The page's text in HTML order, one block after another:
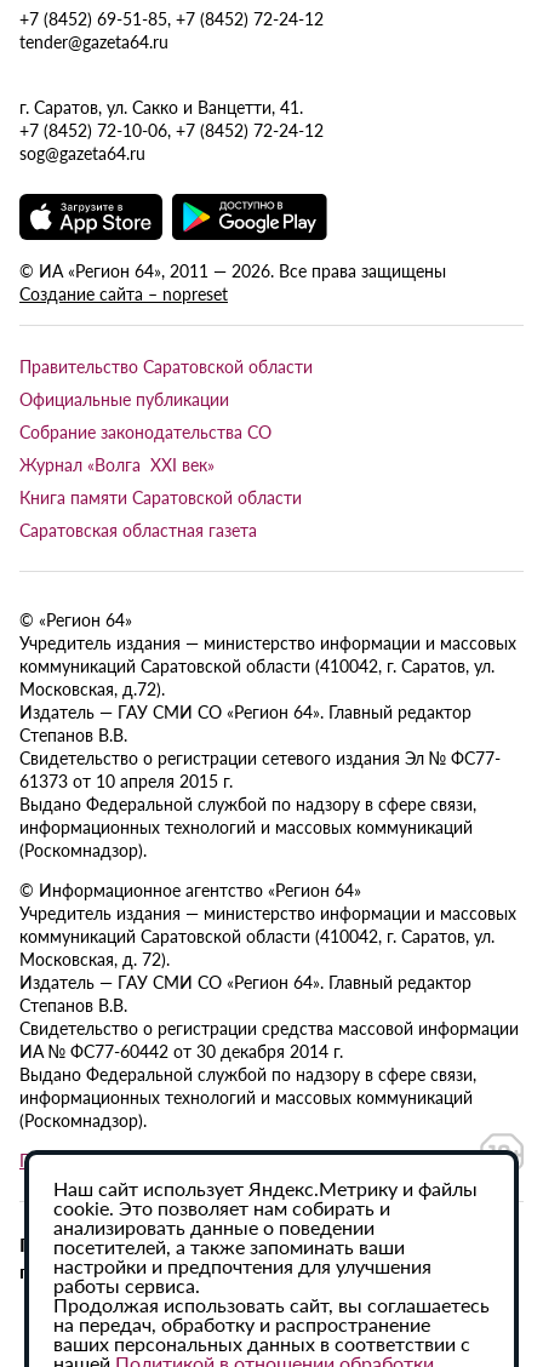
+7 (8452) 69-51-85, +7 (8452) 72-24-12
tender@gazeta64.ru
г. Саратов, ул. Сакко и Ванцетти, 41.
+7 (8452) 72-10-06, +7 (8452) 72-24-12
sog@gazeta64.ru
© ИА «Регион 64», 2011 — 2026. Все права защищены
Создание сайта – nopreset
Правительство Саратовской области
Официальные публикации
Собрание законодательства СО
Журнал «Волга XXI век»
Книга памяти Саратовской области
Саратовская областная газета
© «Регион 64»
Учредитель издания — министерство информации и массовых
коммуникаций Саратовской области (410042, г. Саратов, ул.
Московская, д.72).
Издатель — ГАУ СМИ СО «Регион 64». Главный редактор
Степанов В.В.
Свидетельство о регистрации сетевого издания Эл № ФС77-
61373 от 10 апреля 2015 г.
Выдано Федеральной службой по надзору в сфере связи,
информационных технологий и массовых коммуникаций
(Роскомнадзор).
© Информационное агентство «Регион 64»
Учредитель издания — министерство информации и массовых
коммуникаций Саратовской области (410042, г. Саратов, ул.
Московская, д. 72).
Издатель — ГАУ СМИ СО «Регион 64». Главный редактор
Степанов В.В.
Свидетельство о регистрации средства массовой информации
ИА № ФС77-60442 от 30 декабря 2014 г.
Выдано Федеральной службой по надзору в сфере связи,
информационных технологий и массовых коммуникаций
(Роскомнадзор).
Политика в отношении обработки персональных данных
При использовании материалов сайта активная
гиперссылка на ИА «Регион 64» обязательна.
Наш сайт использует Яндекс.Метрику и файлы
cookie. Это позволяет нам собирать и
анализировать данные о поведении
посетителей, а также запоминать ваши
настройки и предпочтения для улучшения
работы сервиса.
Продолжая использовать сайт, вы соглашаетесь
на передач, обработку и распространение
ваших персональных данных в соответствии с